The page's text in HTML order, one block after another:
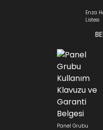
Enza
Listesi
Panel Grubu